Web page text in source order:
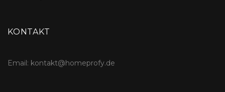
KONTAKT
Email: kontakt@homeprofy.de